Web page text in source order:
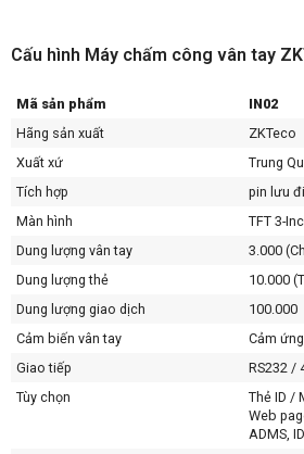
Cấu hình Máy chấm công vân tay
Mã sản phẩm
IN02
Hãng sản xuất
ZKTeco
Xuất xứ
Trung
Tích hợp
pin lưu
Màn hình
TFT 3-
Dung lượng vân tay
3.000
Dung lượng thẻ
10.000
Dung lượng giao dịch
100.000
Cảm biến vân tay
Cảm
Giao tiếp
RS232 /
Tùy chọn
Thẻ ID /
Web
ADMS,